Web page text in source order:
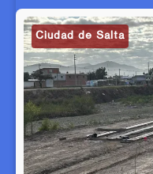
Ciudad de Salta